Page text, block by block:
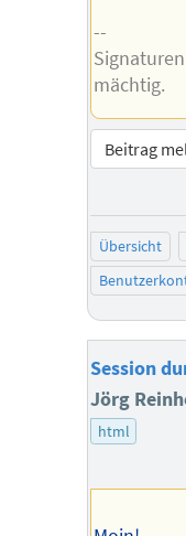
--
mächtig.
Beitrag
Übersicht
Session
Jörg
html